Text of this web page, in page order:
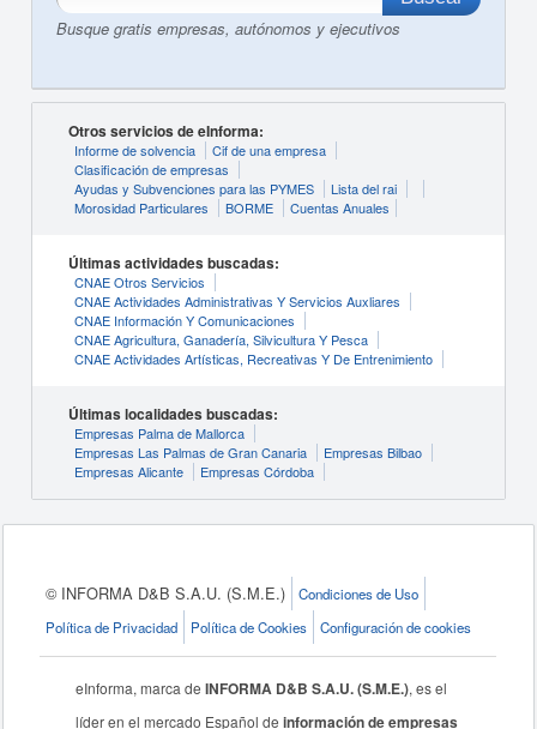
Busque gratis empresas, autónomos y ejecutivos
Otros servicios de eInforma:
Informe de solvencia
Cif de una empresa
Clasificación de empresas
Ayudas y Subvenciones para las PYMES
Lista del rai
Morosidad Particulares
BORME Cuentas Anuales
Últimas actividades buscadas:
CNAE Otros Servicios
CNAE Actividades Administrativas Y Servicios Auxliares
CNAE Información Y Comunicaciones
CNAE Agricultura, Ganadería, Silvicultura Y Pesca
CNAE Actividades Artísticas, Recreativas Y De Entrenimiento
Últimas localidades buscadas:
Empresas Palma de Mallorca
Empresas Las Palmas de Gran Canaria
Empresas Bilbao
Empresas Alicante
Empresas Córdoba
© INFORMA D&B S.A.U. (S.M.E.)
Condiciones de Uso
Política de Privacidad
Política de Cookies Configuración de cookies
eInforma, marca deINFORMA D&B S.A.U. (S.M.E.), es el
líder en el mercado Español deinformación de empresas